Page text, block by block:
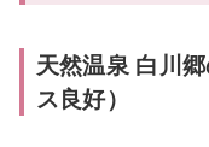
天然温泉 白川
ス良好）